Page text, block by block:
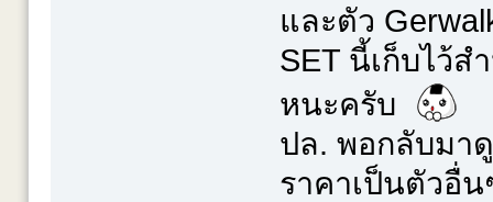
และตัว
SET นี้เก็บไว้
หนะครับ
ปล. พอกลับมา
ราคาเป็นตัวอื่